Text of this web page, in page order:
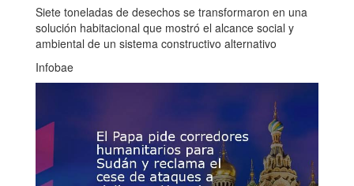
Siete toneladas de desechos se transformaron en una
solución habitacional que mostró el alcance social y
ambiental de un sistema constructivo alternativo
Infobae